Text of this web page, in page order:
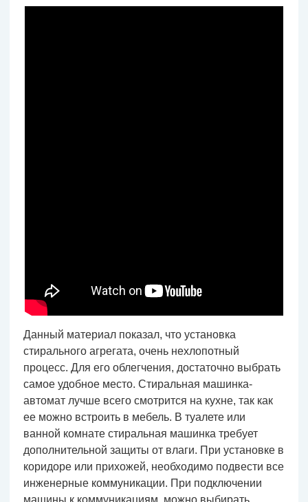
Данный материал показал, что установка
стирального агрегата, очень нехлопотный
процесс. Для его облегчения, достаточно выбрать
самое удобное место. Стиральная машинка-
автомат лучше всего смотрится на кухне, так как
ее можно встроить в мебель. В туалете или
ванной комнате стиральная машинка требует
дополнительной защиты от влаги. При установке в
коридоре или прихожей, необходимо подвести все
инженерные коммуникации. При подключении